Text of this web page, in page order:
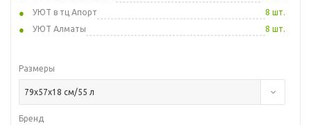
УЮТ в тц Апорт
8 шт.
УЮТ Алматы
8 шт.
Размеры
79x57x18 см/55 л
Бренд